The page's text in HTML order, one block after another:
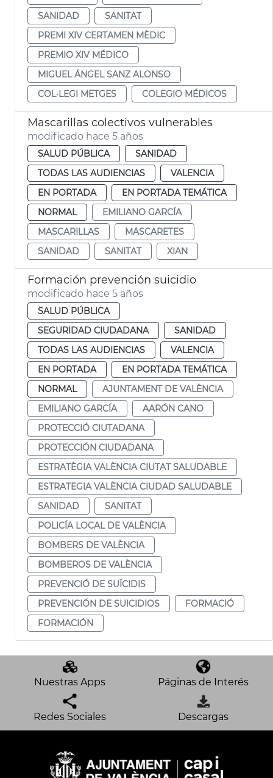
SANIDAD
SANITAT
PREMI XIV CERTAMEN MÈDIC
PREMIO XIV MÉDICO
MIGUEL ÁNGEL SANZ ALONSO
COL·LEGI METGES
COLEGIO MÉDICOS
Mascarillas colectivos vulnerables
modificado hace 5 años
SALUD PÚBLICA
SANIDAD
TODAS LAS AUDIENCIAS
VALENCIA
EN PORTADA
EN PORTADA TEMÁTICA
NORMAL
EMILIANO GARCÍA
MASCARILLAS
MASCARETES
SANIDAD
SANITAT XIAN
Formación prevención suicidio
modificado hace 5 años
SALUD PÚBLICA
SEGURIDAD CIUDADANA
SANIDAD
TODAS LAS AUDIENCIAS
VALENCIA
EN PORTADA
EN PORTADA TEMÁTICA
NORMAL
AJUNTAMENT DE VALÈNCIA
EMILIANO GARCÍA
AARÓN CANO
PROTECCIÓ CIUTADANA
PROTECCIÓN CIUDADANA
ESTRATÈGIA VALÈNCIA CIUTAT SALUDABLE
ESTRATEGIA VALÈNCIA CIUDAD SALUDABLE
SANIDAD
SANITAT
POLICÍA LOCAL DE VALÈNCIA
BOMBERS DE VALÈNCIA
BOMBEROS DE VALÈNCIA
PREVENCIÓ DE SUÏCIDIS
PREVENCIÓN DE SUICIDIOS
FORMACIÓ
FORMACIÓN
Nuestras Apps Páginas de Interés
Redes Sociales Descargas